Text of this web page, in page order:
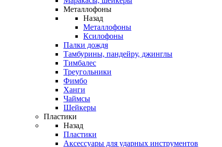
Металлофоны
Назад
Металлофоны
Ксилофоны
Палки дождя
Тамбурины, пандейру, джинглы
Тимбалес
Треугольники
Фимбо
Ханги
Чаймсы
Шейкеры
Пластики
Назад
Пластики
Аксессуары для ударных инструментов